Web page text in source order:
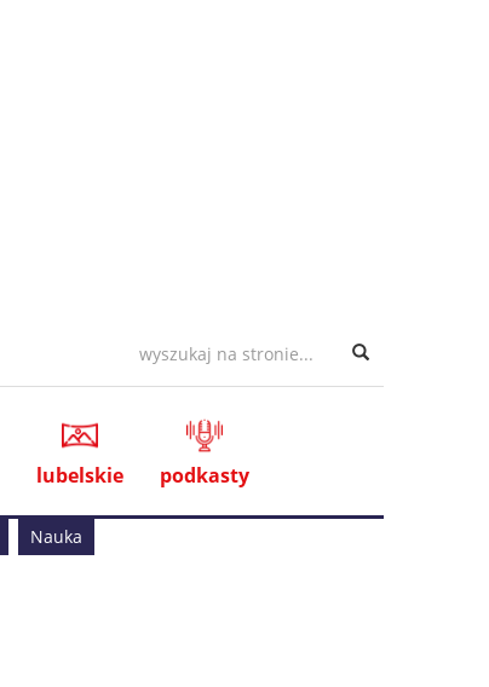
lubelskie podkasty
Nauka